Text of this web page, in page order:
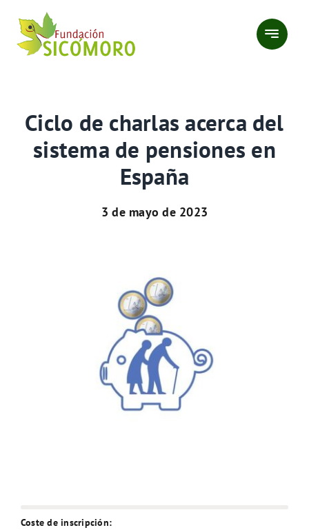
contenido
Ciclo de charlas acerca del
sistema de pensiones en
España
3 de mayo de 2023
Coste de inscripción: